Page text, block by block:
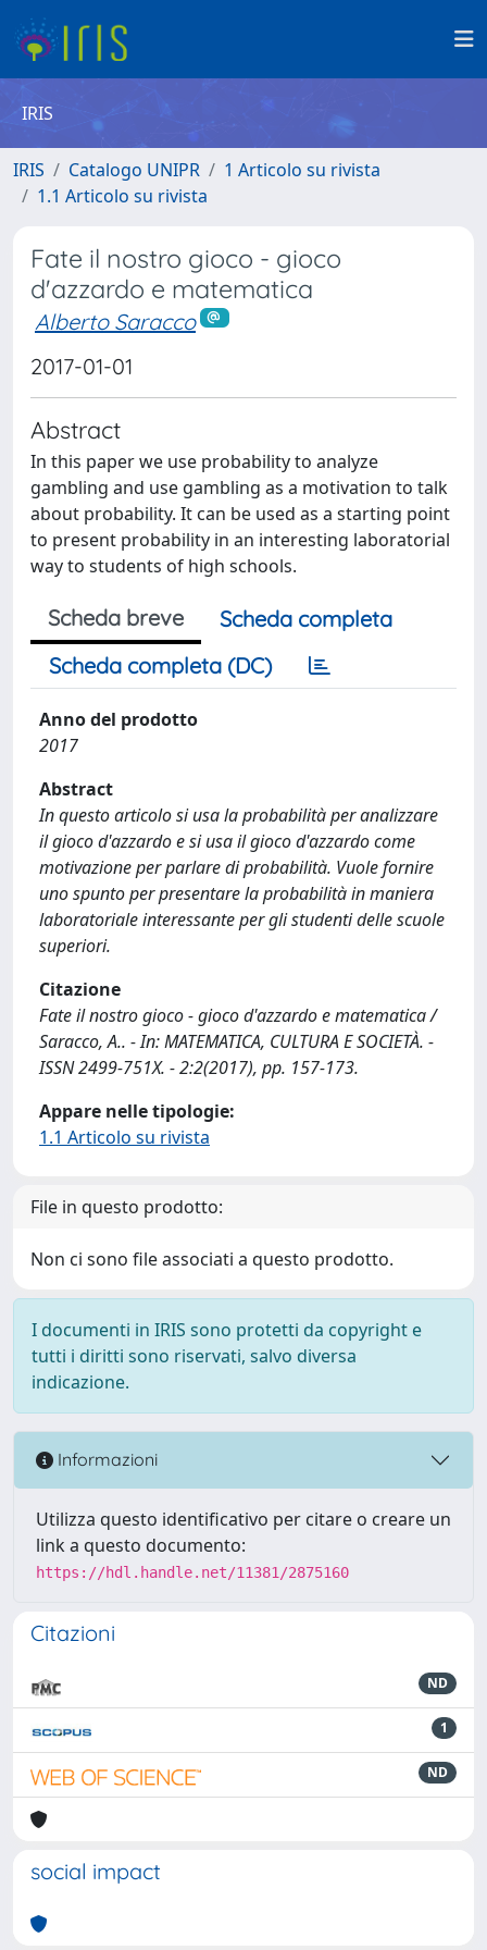
IRIS
IRIS Catalogo UNIPR
1 Articolo su rivista
1.1 Articolo su rivista
Fate il nostro gioco - gioco
d'azzardo e matematica
Alberto Saracco
2017-01-01
Abstract
In this paper we use probability to analyze
gambling and use gambling as a motivation to talk
about probability. It can be used as a starting point
to present probability in an interesting laboratorial
way to students of high schools.
Scheda breve
Scheda completa
Scheda completa (DC)
Anno del prodotto
2017
Abstract
In questo articolo si usa la probabilità per analizzare
il gioco d'azzardo e si usa il gioco d'azzardo come
motivazione per parlare di probabilità. Vuole fornire
uno spunto per presentare la probabilità in maniera
laboratoriale interessante per gli studenti delle scuole
superiori.
Citazione
Fate il nostro gioco - gioco d'azzardo e matematica /
Saracco, A.. - In: MATEMATICA, CULTURA E SOCIETÀ. -
ISSN 2499-751X. - 2:2(2017), pp. 157-173.
Appare nelle tipologie:
1.1 Articolo su rivista
File in questo prodotto:
Non ci sono file associati a questo prodotto.
I documenti in IRIS sono protetti da copyright e
tutti i diritti sono riservati, salvo diversa
indicazione.
Informazioni
Utilizza questo identificativo per citare o creare un
link a questo documento:
https://hdl.handle.net/11381/2875160
Citazioni
ND
1
ND
social impact